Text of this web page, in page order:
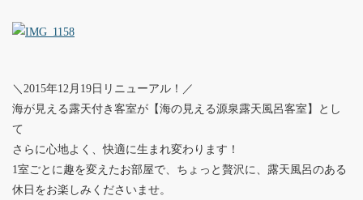
＼2015年12月19日リニューアル！／
海が見える露天付き客室が【海の見える源泉露天風呂客室】とし
て
さらに心地よく、快適に生まれ変わります！
1室ごとに趣を変えたお部屋で、ちょっと贅沢に、露天風呂のある
休日をお楽しみくださいませ。